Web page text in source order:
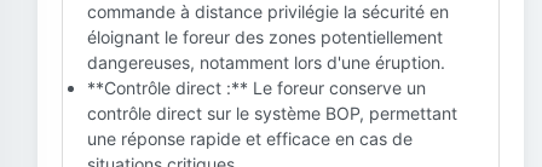
commande à distance privilégie la sécurité en
éloignant le foreur des zones potentiellement
dangereuses, notamment lors d'une éruption.
**Contrôle direct :** Le foreur conserve un
contrôle direct sur le système BOP, permettant
une réponse rapide et efficace en cas de